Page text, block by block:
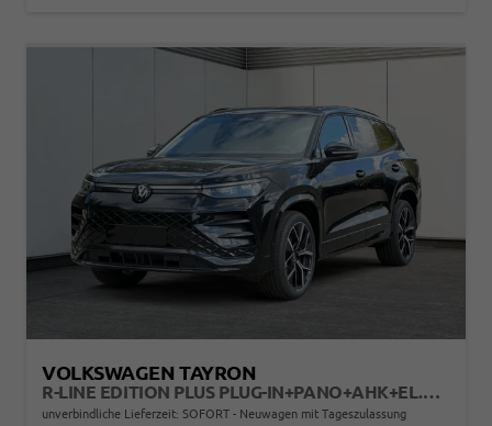
VOLKSWAGEN TAYRON
R-LINE EDITION PLUS PLUG-IN+PANO+AHK+EL.HECKKL.+LED+PDC+20''LM
unverbindliche Lieferzeit: SOFORT Neuwagen mit Tageszulassung